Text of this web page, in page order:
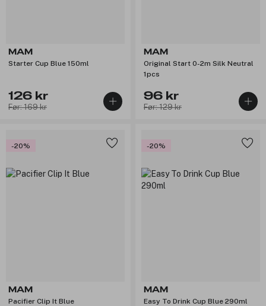
MAM
Starter Cup Blue 150ml
126 kr
Før: 169 kr
MAM
Original Start 0-2m Silk Neutral
1pcs
96 kr
Før: 129 kr
-20%
MAM
Pacifier Clip It Blue
-20%
MAM
Easy To Drink Cup Blue 290ml